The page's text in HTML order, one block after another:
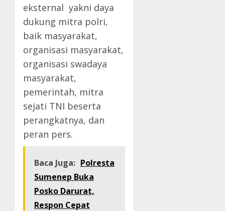
eksternal yakni daya
dukung mitra polri,
baik masyarakat,
organisasi masyarakat,
organisasi swadaya
masyarakat,
pemerintah, mitra
sejati TNI beserta
perangkatnya, dan
peran pers.
Baca Juga: Polresta
Sumenep Buka
Posko Darurat,
Respon Cepat